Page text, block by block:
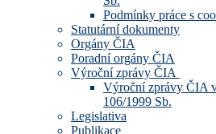
Podmínky práce s
Statutární dokumenty
Orgány ČIA
Poradní orgány ČIA
Výroční zprávy ČIA
Výroční zprávy ČIA
106/1999 Sb.
Legislativa
Publikace